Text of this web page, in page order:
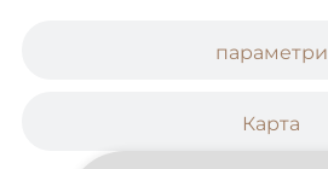
параметри
Карта